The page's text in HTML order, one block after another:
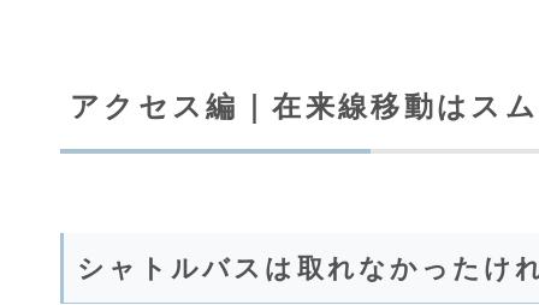
アクセス編｜在来線移動はス
シャトルバスは取れなかったけ